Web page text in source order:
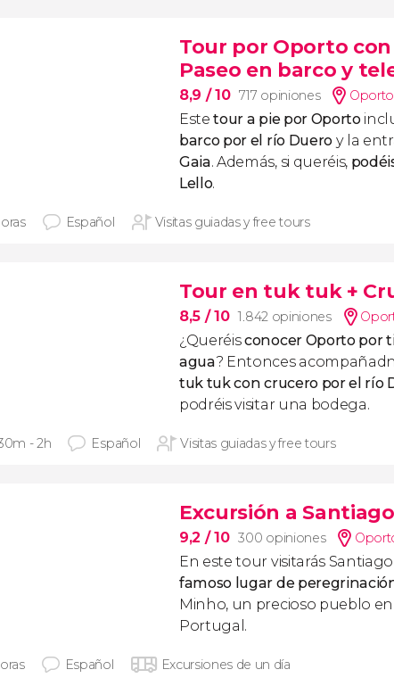
Tour por Oporto
Paseo en barco y
8,9 / 10 717 opiniones Oporto
Estetour a pie por Oporto
barco por el río Dueroy la
Gaia. Además, si queréis,
Lello.
Español Visitas guiadas y free tours
Tour en tuk tuk +
8,5 / 10 1.842 opiniones
¿Queréisconocer Oporto por
agua? Entonces
tuk tuk con crucero por el río
podréis visitar una bodega.
- 2h Español Visitas guiadas y free tours
Excursión a
9,2 / 10 300 opiniones
En este tour visitarás
famoso lugar de
Minho, un precioso pueblo
Portugal.
Español Excursiones de un día